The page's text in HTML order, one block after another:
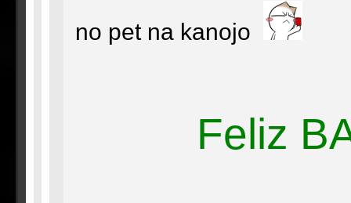
no pet na kanojo
Feliz